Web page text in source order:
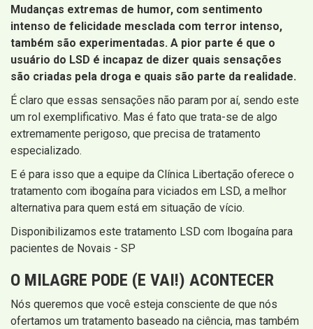
Mudanças extremas de humor, com sentimento
intenso de felicidade mesclada com terror intenso,
também são experimentadas. A pior parte é que o
usuário do LSD é incapaz de dizer quais sensações
são criadas pela droga e quais são parte da realidade.
É claro que essas sensações não param por aí, sendo este
um rol exemplificativo. Mas é fato que trata-se de algo
extremamente perigoso, que precisa de tratamento
especializado.
E é para isso que a equipe da Clínica Libertação oferece o
tratamento com ibogaína para viciados em LSD, a melhor
alternativa para quem está em situação de vício.
Disponibilizamos este tratamento LSD com Ibogaína para
pacientes de Novais - SP
O MILAGRE PODE (E VAI!) ACONTECER
Nós queremos que você esteja consciente de que nós
ofertamos um tratamento baseado na ciência, mas também